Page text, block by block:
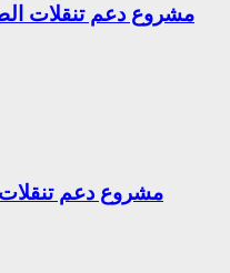
مشروع دعم تنقلات
مشروع دعم تنقلات